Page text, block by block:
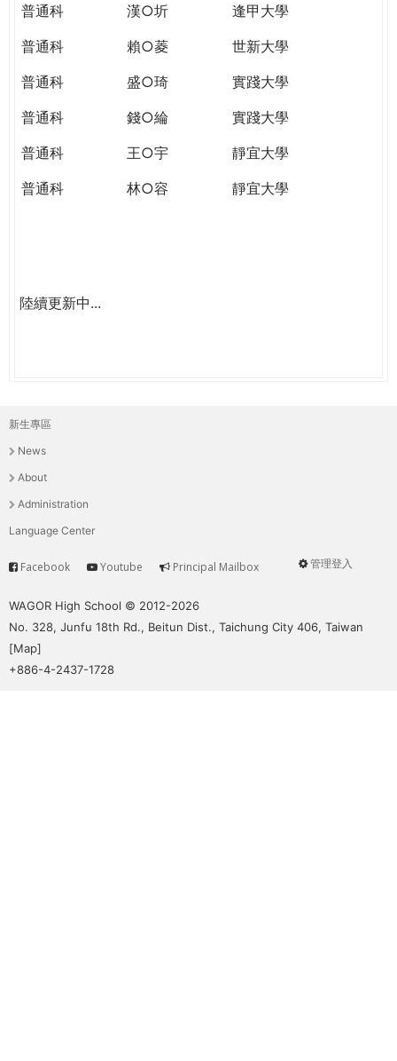
普通科
漢○圻
逢甲大學
普通科
賴○菱
世新大學
普通科
盛○琦
實踐大學
普通科
錢○綸
實踐大學
普通科
王○宇
靜宜大學
普通科
林○容 靜宜大學
陸續更新中...
主
選
單
新生專區
News
About
Administration
Language Center
User
管理登入
Service
Facebook Youtube Principal Mailbox
WAGOR High School © 2012-2026
No. 328, Junfu 18th Rd., Beitun Dist., Taichung City 406, Taiwan
[Map]
+886-4-2437-1728